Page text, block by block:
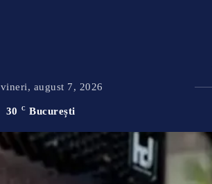
vineri, august 7, 2026
30 C București